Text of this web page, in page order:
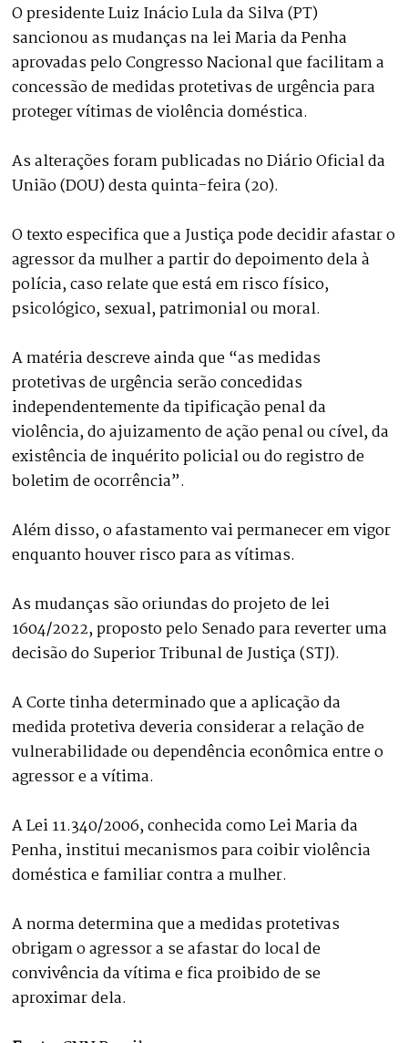
O presidente Luiz Inácio Lula da Silva (PT)
sancionou as mudanças na lei Maria da Penha
aprovadas pelo Congresso Nacional que facilitam a
concessão de medidas protetivas de urgência para
proteger vítimas de violência doméstica.
As alterações foram publicadas no Diário Oficial da
União (DOU) desta quinta-feira (20).
O texto especifica que a Justiça pode decidir afastar o
agressor da mulher a partir do depoimento dela à
polícia, caso relate que está em risco físico,
psicológico, sexual, patrimonial ou moral.
A matéria descreve ainda que “as medidas
protetivas de urgência serão concedidas
independentemente da tipificação penal da
violência, do ajuizamento de ação penal ou cível, da
existência de inquérito policial ou do registro de
boletim de ocorrência”.
Além disso, o afastamento vai permanecer em vigor
enquanto houver risco para as vítimas.
As mudanças são oriundas do projeto de lei
1604/2022, proposto pelo Senado para reverter uma
decisão do Superior Tribunal de Justiça (STJ).
A Corte tinha determinado que a aplicação da
medida protetiva deveria considerar a relação de
vulnerabilidade ou dependência econômica entre o
agressor e a vítima.
A Lei 11.340/2006, conhecida como Lei Maria da
Penha, institui mecanismos para coibir violência
doméstica e familiar contra a mulher.
A norma determina que a medidas protetivas
obrigam o agressor a se afastar do local de
convivência da vítima e fica proibido de se
aproximar dela.